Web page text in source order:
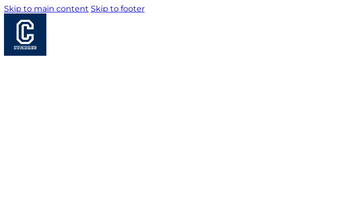
Skip to main content Skip to footer